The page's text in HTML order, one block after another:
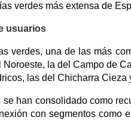
verdes más extensa de
usuarios
verdes, una de las más
la del Campo de
las del Chicharra
se han consolidado como
con segmentos como